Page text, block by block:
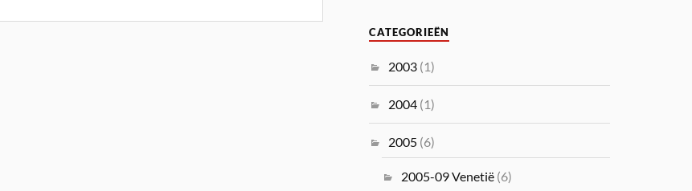
CATEGORIEËN
2003 (1)
2004 (1)
2005 (6)
2005-09 Venetië (6)